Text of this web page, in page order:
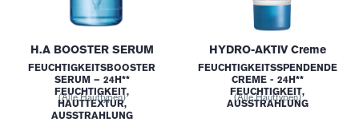
H.A BOOSTER SERUM
FEUCHTIGKEITSBOOSTER
SERUM – 24H**
FEUCHTIGKEIT,
HAUTTEXTUR,
AUSSTRAHLUNG
(Alle Hauttypen)
HYDRO-AKTIV Creme
FEUCHTIGKEITSSPENDENDE
CREME - 24H**
FEUCHTIGKEIT,
AUSSTRAHLUNG
(Alle Hauttypen)